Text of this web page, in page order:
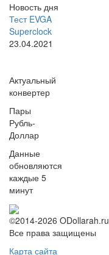
Новость дня
Тест EVGA
Superclock
23.04.2021
Актуальный
конвертер
Пары
Рубль-
Доллар
Данные
обновляются
каждые 5
минут
©2014-2026 ODollarah.ru
Все права защищены
Карта сайта